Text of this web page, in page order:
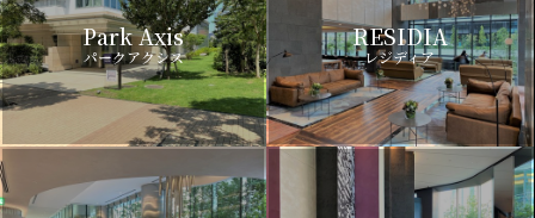
Park Axis
パークアクシス
RESIDIA
レジディア